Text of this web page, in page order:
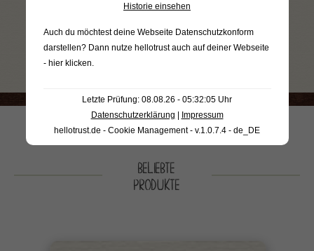
die eingegebenen Daten an rapidmail übermittelt
Datenschutzbestimmungen.
BELIEBTE
PRODUKTE
Historie einsehen
Auch du möchtest deine Webseite Datenschutzkonform
darstellen? Dann nutze hellotrust auch auf deiner Webseite
- hier klicken
Letzte Prüfung: 08.08.26 - 05:32:05 Uhr
Datenschutzerklärung | Impressum
hellotrust.de - Cookie Management - v.1.0.7.4 - de_DE